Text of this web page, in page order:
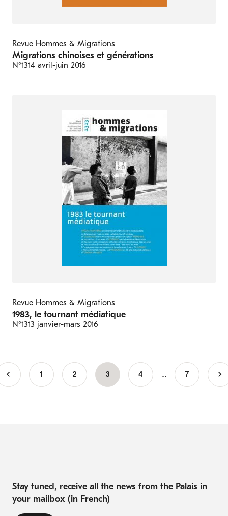
Revue Hommes & Migrations
Migrations chinoises et générations
N°1314 avril-juin 2016
Revue Hommes & Migrations
1983, le tournant médiatique
N°1313 janvier-mars 2016
Pagination
1 Page
2 Current
3 Page
4 … 7
Stay tuned, receive all the news from the Palais in
your mailbox (in French)